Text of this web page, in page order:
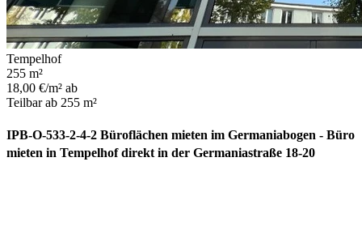
Tempelhof
255 m²
18,00 €/m² ab
Teilbar ab 255 m²
IPB-O-533-2-4-2 Büroflächen mieten im Germaniabogen - Büro
mieten in Tempelhof direkt in der Germaniastraße 18-20